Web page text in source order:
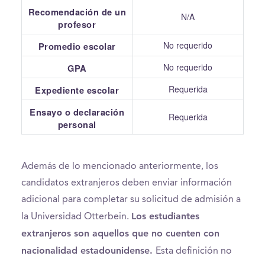
Recomendación de un
profesor
N/A
Promedio escolar No requerido
GPA No requerido
Expediente escolar Requerida
Ensayo o declaración
personal
Requerida
Además de lo mencionado anteriormente, los
candidatos extranjeros deben enviar información
adicional para completar su solicitud de admisión a
la Universidad Otterbein. Los estudiantes
extranjeros son aquellos que no cuenten con
nacionalidad estadounidense. Esta definición no